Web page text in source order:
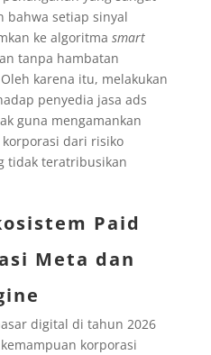
bahwa setiap sinyal
ke algoritma smart
tanpa hambatan
karena itu, melakukan
penyedia jasa ads
guna mengamankan
dari risiko
tidak teratribusikan
Paid
Meta dan
digital di tahun 2026
korporasi